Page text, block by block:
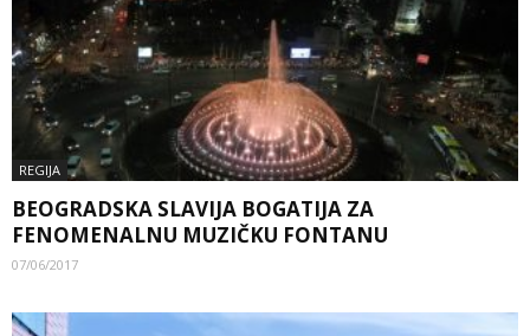
REGIJA
BEOGRADSKA SLAVIJA BOGATIJA ZA
FENOMENALNU MUZIČKU FONTANU
07/06/2017